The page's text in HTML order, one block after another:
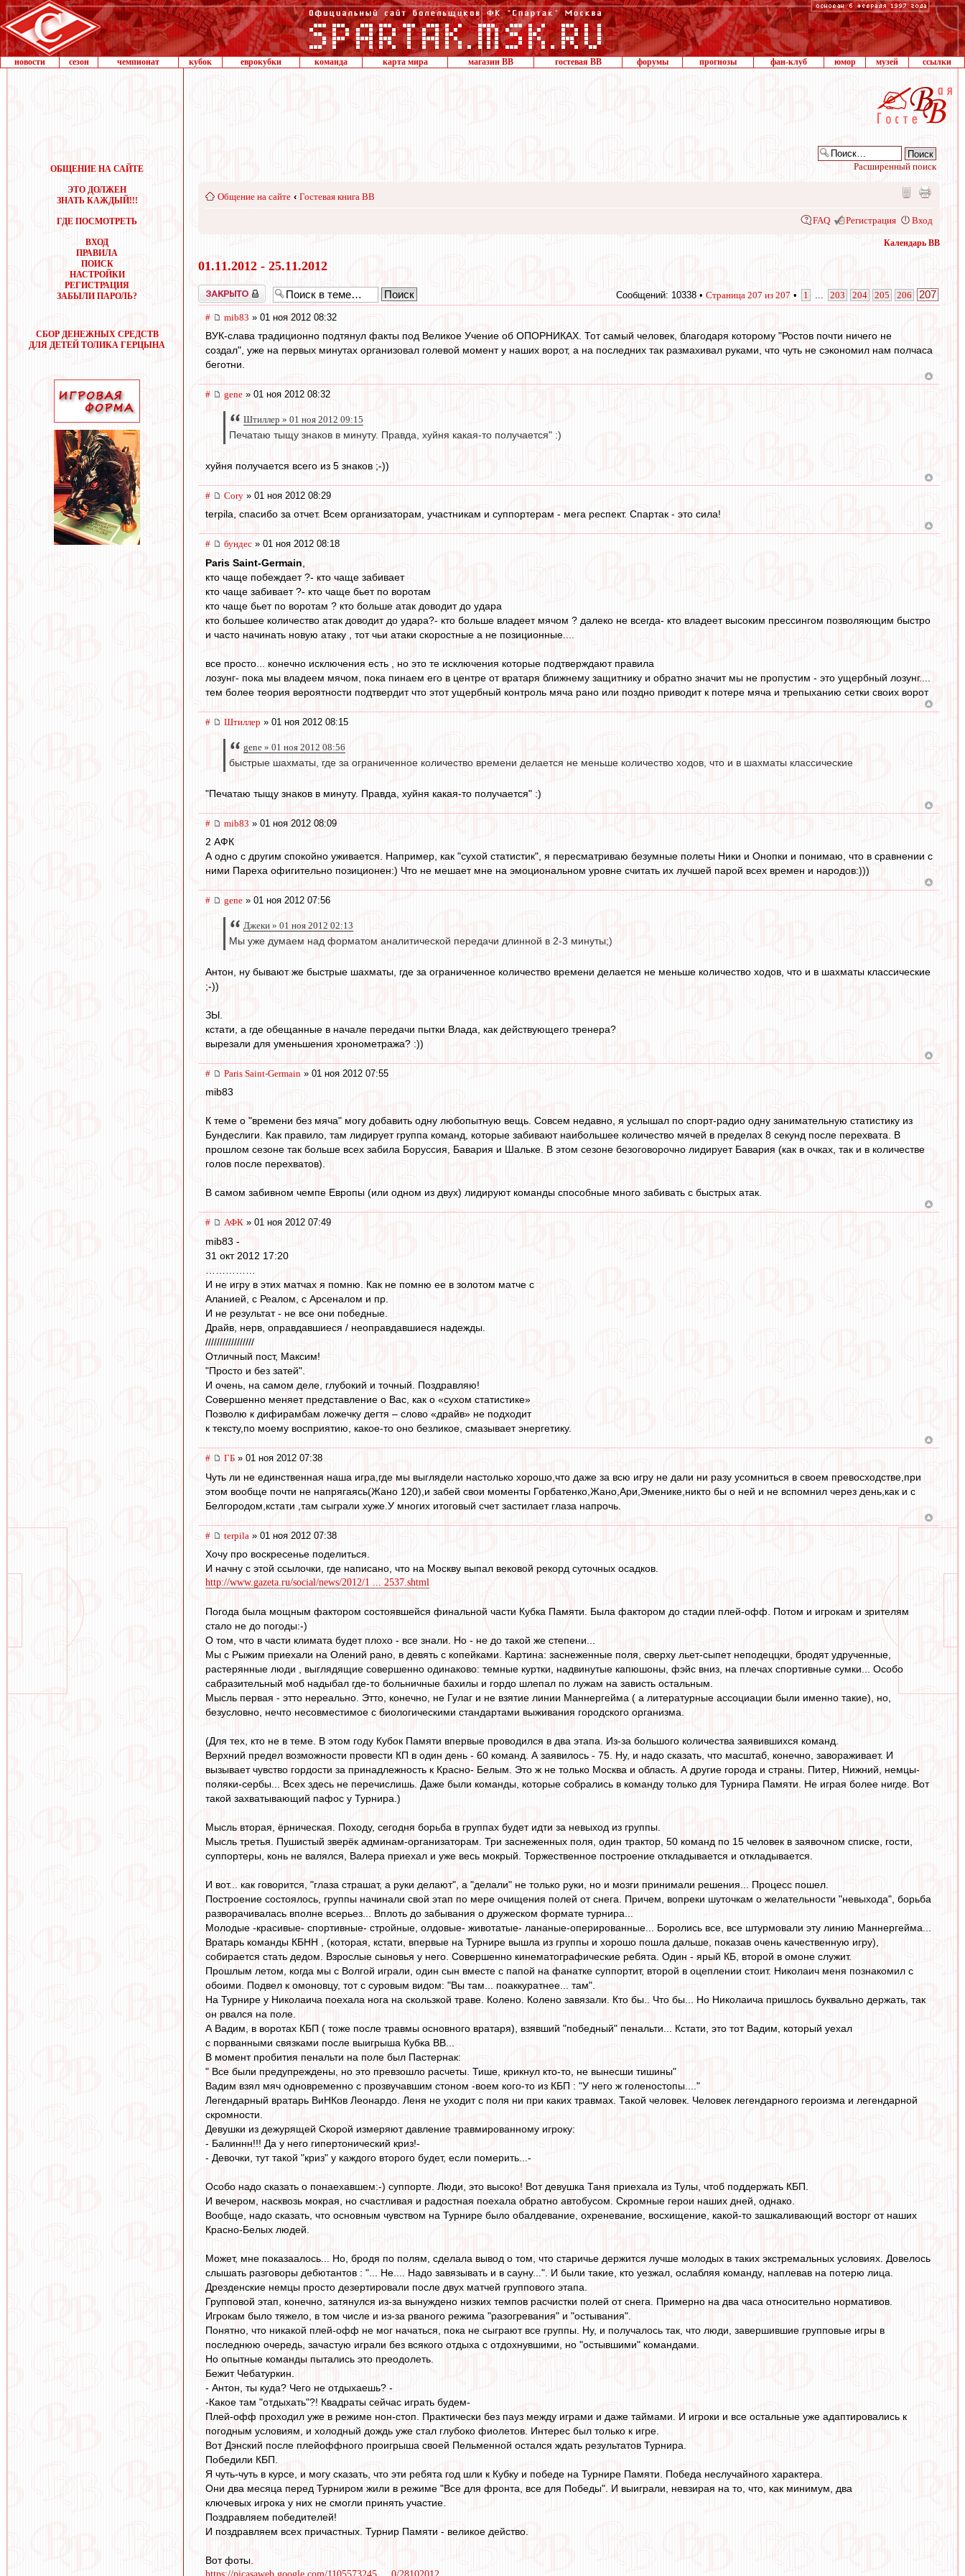
новости сезон чемпионат кубок еврокубки команда карта мира магазин ВВ гостевая ВВ форумы прогнозы фан-клуб юмор музей ссылки
ОБЩЕНИЕ НА САЙТЕ
ЭТО ДОЛЖЕН
ЗНАТЬ КАЖДЫЙ!!!
ГДЕ ПОСМОТРЕТЬ
ВХОД
ПРАВИЛА
ПОИСК
НАСТРОЙКИ
РЕГИСТРАЦИЯ
ЗАБЫЛИ ПАРОЛЬ?
СБОР ДЕНЕЖНЫХ СРЕДСТВ
ДЛЯ ДЕТЕЙ ТОЛИКА ГЕРЦЫНА
Расширенный поиск
Общение на сайте ‹ Гостевая книга ВВ
FAQ Регистрация Вход
Календарь ВВ
01.11.2012 - 25.11.2012
Закрыто Сообщений: 10338 • Страница 207 из 207 • 1 203 204 205 206 207
# mib83 » 01 ноя 2012 08:32
ВУК-слава традиционно подтянул факты под Великое Учение об ОПОРНИКАХ. Тот самый человек, благодаря которому "Ростов почти ничего не
создал", уже на первых минутах организовал голевой момент у наших ворот, а на последних так размахивал руками, что чуть не сэкономил нам полчаса
беготни.
# gene » 01 ноя 2012 08:32
Штиллер » 01 ноя 2012 09:15
Печатаю тыщу знаков в минуту. Правда, хуйня какая-то получается" :)
хуйня получается всего из 5 знаков ;-))
# Cory » 01 ноя 2012 08:29
terpila, спасибо за отчет. Всем организаторам, участникам и суппортерам - мега респект. Спартак - это сила!
# бундес » 01 ноя 2012 08:18
Paris Saint-Germain
кто чаще побеждает ?- кто чаще забивает
кто чаще забивает ?- кто чаще бьет по воротам
кто чаще бьет по воротам ? кто больше атак доводит до удара
кто большее количество атак доводит до удара?- кто больше владеет мячом ? далеко не всегда- кто владеет высоким прессингом позволяющим быстро
и часто начинать новую атаку , тот чьи атаки скоростные а не позиционные....
все просто... конечно исключения есть , но это те исключения которые подтверждают правила
лозунг- пока мы владеем мячом, пока пинаем его в центре от вратаря ближнему защитнику и обратно значит мы не пропустим - это ущербный лозунг....
тем более теория вероятности подтвердит что этот ущербный контроль мяча рано или поздно приводит к потере мяча и трепыханию сетки своих ворот
# Штиллер » 01 ноя 2012 08:15
gene » 01 ноя 2012 08:56
быстрые шахматы, где за ограниченное количество времени делается не меньше количество ходов, что и в шахматы классические
"Печатаю тыщу знаков в минуту. Правда, хуйня какая-то получается" :)
# mib83 » 01 ноя 2012 08:09
2 АФК
А одно с другим спокойно уживается. Например, как "сухой статистик", я пересматриваю безумные полеты Ники и Онопки и понимаю, что в сравнении с
ними Пареха офигительно позиционен:) Что не мешает мне на эмоциональном уровне считать их лучшей парой всех времен и народов:)))
# gene » 01 ноя 2012 07:56
Джеки » 01 ноя 2012 02:13
Мы уже думаем над форматом аналитической передачи длинной в 2-3 минуты;)
Антон, ну бывают же быстрые шахматы, где за ограниченное количество времени делается не меньше количество ходов, что и в шахматы классические
;-))
ЗЫ.
кстати, а где обещанные в начале передачи пытки Влада, как действующего тренера?
вырезали для уменьшения хронометража? :))
# Paris Saint-Germain » 01 ноя 2012 07:55
mib83
К теме о "времени без мяча" могу добавить одну любопытную вещь. Совсем недавно, я услышал по спорт-радио одну занимательную статистику из
Бундеслиги. Как правило, там лидирует группа команд, которые забивают наибольшее количество мячей в пределах 8 секунд после перехвата. В
прошлом сезоне так больше всех забила Боруссия, Бавария и Шальке. В этом сезоне безоговорочно лидирует Бавария (как в очках, так и в количестве
голов после перехватов).
В самом забивном чемпе Европы (или одном из двух) лидируют команды способные много забивать с быстрых атак.
# АФК » 01 ноя 2012 07:49
mib83 -
31 окт 2012 17:20
И не игру в этих матчах я помню. Как не помню ее в золотом матче с
Аланией, с Реалом, с Арсеналом и пр.
И не результат - не все они победные.
Драйв, нерв, оправдавшиеся / неоправдавшиеся надежды.
/////////////////
Отличный пост, Максим!
"Просто и без затей".
И очень, на самом деле, глубокий и точный. Поздравляю!
Совершенно меняет представление о Вас, как о «сухом статистике»
Позволю к дифирамбам ложечку дегтя – слово «драйв» не подходит
к тексту,по моему восприятию, какое-то оно безликое, смазывает энергетику.
# ГБ » 01 ноя 2012 07:38
Чуть ли не единственная наша игра,где мы выглядели настолько хорошо,что даже за всю игру не дали ни разу усомниться в своем превосходстве,при
этом вообще почти не напрягаясь(Жано 120),и забей свои моменты Горбатенко,Жано,Ари,Эменике,никто бы о ней и не вспомнил через день,как и с
Белгородом,кстати ,там сыграли хуже.У многих итоговый счет застилает глаза напрочь.
# terpila » 01 ноя 2012 07:38
Хочу про воскресенье поделиться.
И начну с этой ссылочки, где написано, что на Москву выпал вековой рекорд суточных осадков.
http://www.gazeta.ru/social/news/2012/1 ... 2537.shtml
Погода была мощным фактором состоявшейся финальной части Кубка Памяти. Была фактором до стадии плей-офф. Потом и игрокам и зрителям
стало не до погоды:-)
О том, что в части климата будет плохо - все знали. Но - не до такой же степени...
Мы с Рыжим приехали на Олений рано, в девять с копейками. Картина: заснеженные поля, сверху льет-сыпет неподеццки, бродят удрученные,
растерянные люди , выглядящие совершенно одинаково: темные куртки, надвинутые капюшоны, фэйс вниз, на плечах спортивные сумки... Особо
сабразительный моб надыбал где-то больничные бахилы и гордо шлепал по лужам на зависть остальным.
Мысль первая - этто нереально. Этто, конечно, не Гулаг и не взятие линии Маннергейма ( а литературные ассоциации были именно такие), но,
безусловно, нечто несовместимое с биологическими стандартами выживания городского организма.
(Для тех, кто не в теме. В этом году Кубок Памяти впервые проводился в два этапа. Из-за большого количества заявившихся команд.
Верхний предел возможности провести КП в один день - 60 команд. А заявилось - 75. Ну, и надо сказать, что масштаб, конечно, завораживает. И
вызывает чувство гордости за принадлежность к Красно- Белым. Это ж не только Москва и область. А другие города и страны. Питер, Нижний, немцы-
поляки-сербы... Всех здесь не перечислишь. Даже были команды, которые собрались в команду только для Турнира Памяти. Не играя более нигде. Вот
такой захватывающий пафос у Турнира.)
Мысль вторая, ёрническая. Походу, сегодня борьба в группах будет идти за невыход из группы.
Мысль третья. Пушистый зверёк админам-организаторам. Три заснеженных поля, один трактор, 50 команд по 15 человек в заявочном списке, гости,
суппортеры, конь не валялся, Валера приехал и уже весь мокрый. Торжественное построение откладывается и откладывается.
И вот... как говорится, "глаза страшат, а руки делают", а "делали" не только руки, но и мозги принимали решения... Процесс пошел.
Построение состоялось, группы начинали свой этап по мере очищения полей от снега. Причем, вопреки шуточкам о желательности "невыхода", борьба
разворачивалась вполне всерьез... Вплоть до забывания о дружеском формате турнира...
Молодые -красивые- спортивные- стройные, олдовые- животатые- лананые-оперированные... Боролись все, все штурмовали эту линию Маннергейма...
Вратарь команды КБНН , (которая, кстати, впервые на Турнире вышла из группы и хорошо пошла дальше, показав очень качественную игру),
собирается стать дедом. Взрослые сыновья у него. Совершенно кинематографические ребята. Один - ярый КБ, второй в омоне служит.
Прошлым летом, когда мы с Волгой играли, один сын вместе с папой на фанатке суппортит, второй в оцеплении стоит. Николаич меня познакомил с
обоими. Подвел к омоновцу, тот с суровым видом: "Вы там... поаккуратнее... там".
На Турнире у Николаича поехала нога на скользкой траве. Колено. Колено завязали. Кто бы.. Что бы... Но Николаича пришлось буквально держать, так
он рвался на поле.
А Вадим, в воротах КБП ( тоже после травмы основного вратаря), взявший "победный" пенальти... Кстати, это тот Вадим, который уехал
с порванными связками после выигрыша Кубка ВВ...
В момент пробития пенальти на поле был Пастернак:
" Все были предупреждены, но это превзошло расчеты. Тише, крикнул кто-то, не вынесши тишины"
Вадим взял мяч одновременно с прозвучавшим стоном -воем кого-то из КБП : "У него ж голеностопы...."
Легендарный вратарь ВиНКов Леонардо. Леня не уходит с поля ни при каких травмах. Такой человек. Человек легендарного героизма и легендарной
скромности.
Девушки из дежурящей Скорой измеряют давление травмированному игроку:
- Балиннн!!! Да у него гипертонический криз!-
- Девочки, тут такой "криз" у каждого второго будет, если померить...-
Особо надо сказать о понаехавшем:-) суппорте. Люди, это высоко! Вот девушка Таня приехала из Тулы, чтоб поддержать КБП.
И вечером, насквозь мокрая, но счастливая и радостная поехала обратно автобусом. Скромные герои наших дней, однако.
Вообще, надо сказать, что основным чувством на Турнире было обалдевание, охреневание, восхищение, какой-то зашкаливающий восторг от наших
Красно-Белых людей.
Может, мне показаалось... Но, бродя по полям, сделала вывод о том, что старичье держится лучше молодых в таких экстремальных условиях. Довелось
слышать разговоры дебютантов : "... Не.... Надо завязывать и в сауну...". И были такие, кто уезжал, ослабляя команду, наплевав на потерю лица.
Дрезденские немцы просто дезертировали после двух матчей группового этапа.
Групповой этап, конечно, затянулся из-за вынуждено низких темпов расчистки полей от снега. Примерно на два часа относительно нормативов.
Игрокам было тяжело, в том числе и из-за рваного режима "разогревания" и "остывания".
Понятно, что никакой плей-офф не мог начаться, пока не сыграют все группы. Ну, и получалось так, что люди, завершившие групповые игры в
последнюю очередь, зачастую играли без всякого отдыха с отдохнувшими, но "остывшими" командами.
Но опытные команды пытались это преодолеть.
Бежит Чебатуркин.
- Антон, ты куда? Чего не отдыхаешь? -
-Какое там "отдыхать"?! Квадраты сейчас играть будем-
Плей-офф проходил уже в режиме нон-стоп. Практически без пауз между играми и даже таймами. И игроки и все остальные уже адаптировались к
погодным условиям, и холодный дождь уже стал глубоко фиолетов. Интерес был только к игре.
Вот Дэнский после плейоффного проигрыша своей Пельменной остался ждать результатов Турнира.
Победили КБП.
Я чуть-чуть в курсе, и могу сказать, что эти ребята год шли к Кубку и победе на Турнире Памяти. Победа неслучайного характера.
Они два месяца перед Турниром жили в режиме "Все для фронта, все для Победы". И выиграли, невзирая на то, что, как минимум, два
ключевых игрока у них не смогли принять участие.
Поздравляем победителей!
И поздравляем всех причастных. Турнир Памяти - великое действо.
Вот фоты.